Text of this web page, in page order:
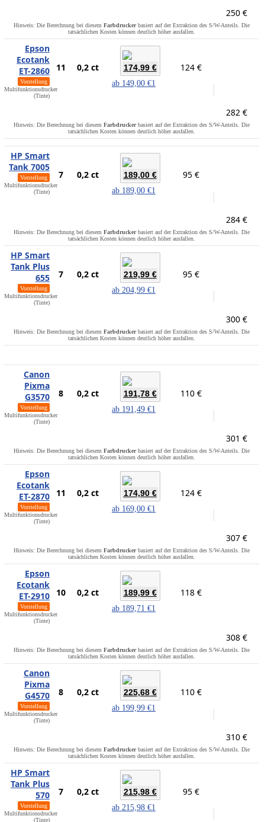
250 €
Hinweis: Die Berechnung bei diesem Farbdruckerbasiert auf der Extraktion des S/W-Anteils. Die
tatsächlichen Kosten können deutlich höher ausfallen.
Epson
Ecotank
ET-2860
Vorstellung
Multifunktionsdrucker
(Tinte)
11 0,2 ct 174,99 €
ab 149,00 €1
124 €
282 €
Hinweis: Die Berechnung bei diesem Farbdruckerbasiert auf der Extraktion des S/W-Anteils. Die
tatsächlichen Kosten können deutlich höher ausfallen.
HP Smart
Tank 7005
Vorstellung
Multifunktionsdrucker
(Tinte)
7 0,2 ct 189,00 €
ab 189,00 €1
95 €
284 €
Hinweis: Die Berechnung bei diesem Farbdruckerbasiert auf der Extraktion des S/W-Anteils. Die
tatsächlichen Kosten können deutlich höher ausfallen.
HP Smart
Tank Plus
655
Vorstellung
Multifunktionsdrucker
(Tinte)
7 0,2 ct 219,99 €
ab 204,99 €1
95 €
300 €
Hinweis: Die Berechnung bei diesem Farbdruckerbasiert auf der Extraktion des S/W-Anteils. Die
tatsächlichen Kosten können deutlich höher ausfallen.
Canon
Pixma
G3570
Vorstellung
Multifunktionsdrucker
(Tinte)
8 0,2 ct 191,78 €
ab 191,49 €1
110 €
301 €
Hinweis: Die Berechnung bei diesem Farbdruckerbasiert auf der Extraktion des S/W-Anteils. Die
tatsächlichen Kosten können deutlich höher ausfallen.
Epson
Ecotank
ET-2870
Vorstellung
Multifunktionsdrucker
(Tinte)
11 0,2 ct 174,90 €
ab 169,00 €1
124 €
307 €
Hinweis: Die Berechnung bei diesem Farbdruckerbasiert auf der Extraktion des S/W-Anteils. Die
tatsächlichen Kosten können deutlich höher ausfallen.
Epson
Ecotank
ET-2910
Vorstellung
Multifunktionsdrucker
(Tinte)
10 0,2 ct 189,99 €
ab 189,71 €1
118 €
308 €
Hinweis: Die Berechnung bei diesem Farbdruckerbasiert auf der Extraktion des S/W-Anteils. Die
tatsächlichen Kosten können deutlich höher ausfallen.
Canon
Pixma
G4570
Vorstellung
Multifunktionsdrucker
(Tinte)
8 0,2 ct 225,68 €
ab 199,99 €1
110 €
310 €
Hinweis: Die Berechnung bei diesem Farbdruckerbasiert auf der Extraktion des S/W-Anteils. Die
tatsächlichen Kosten können deutlich höher ausfallen.
HP Smart
Tank Plus
570
Vorstellung
Multifunktionsdrucker
(Tinte)
7 0,2 ct 215,98 €
ab 215,98 €1
95 €